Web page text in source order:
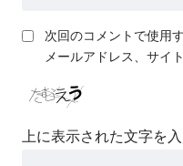
次回のコメントで使用
メールアドレス、サイ
上に表示された文字を